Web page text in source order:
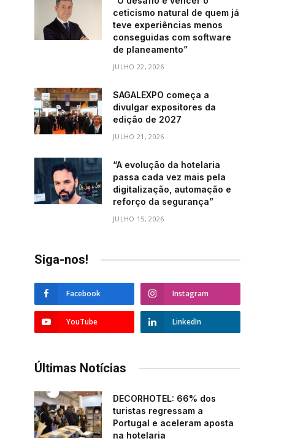
ceticismo natural de quem já
teve experiências menos
conseguidas com software
de planeamento”
JULHO 22, 2026
SAGALEXPO começa a
divulgar expositores da
edição de 2027
JULHO 21, 2026
“A evolução da hotelaria
passa cada vez mais pela
digitalização, automação e
reforço da segurança”
JULHO 15, 2026
Siga-nos!
Facebook Instagram
YouTube LinkedIn
Últimas Notícias
DECORHOTEL: 66% dos
turistas regressam a
Portugal e aceleram aposta
na hotelaria